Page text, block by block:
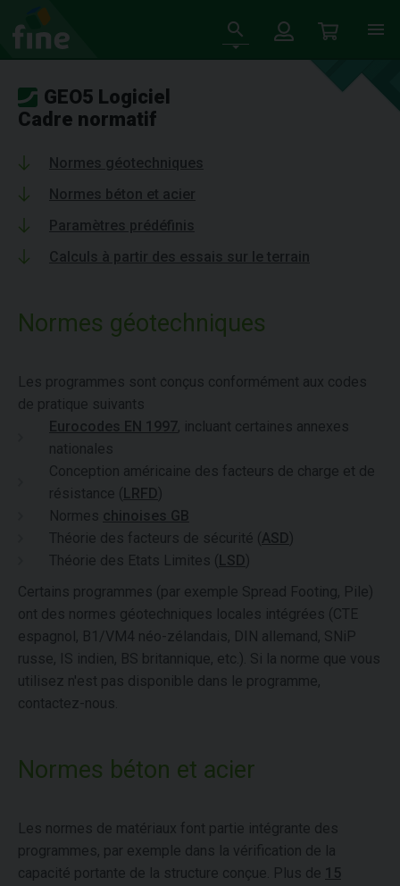
GEO5 Logiciel
Cadre normatif
Normes géotechniques
Normes béton et acier
Paramètres prédéfinis
Calculs à partir des essais sur le terrain
Normes géotechniques
Les programmes sont conçus conformément aux codes
de pratique suivants
Eurocodes EN 1997, incluant certaines annexes
nationales
Conception américaine des facteurs de charge et de
résistance ( LRFD)
Normes chinoises GB
Théorie des facteurs de sécurité ( ASD)
Théorie des Etats Limites ( LSD)
Certains programmes (par exemple Spread Footing, Pile)
ont des normes géotechniques locales intégrées (CTE
espagnol, B1/VM4 néo-zélandais, DIN allemand, SNiP
russe, IS indien, BS britannique, etc.). Si la norme que vous
utilisez n'est pas disponible dans le programme,
contactez-nous.
Normes béton et acier
Les normes de matériaux font partie intégrante des
programmes, par exemple dans la vérification de la
capacité portante de la structure conçue. Plus de 15